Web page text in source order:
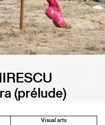
(prélude)
Visual arts